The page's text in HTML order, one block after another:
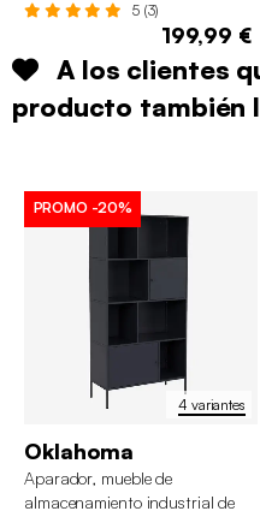
5 (3)
199,99 €
A los clientes
producto también
4 variantes
PROMO -20%
Oklahoma
Aparador, mueble de
almacenamiento industrial de